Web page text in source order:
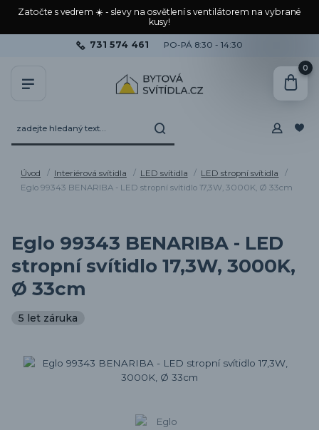
Zatočte s vedrem ☀️ - slevy na osvětlení s ventilátorem na vybrané
kusy!
731 574 461 PO-PÁ 8:30 - 14:30
0
Úvod Interiérová svítidla LED svítidla
LED stropní svítidla
Eglo 99343 BENARIBA - LED stropní svítidlo 17,3W, 3000K, Ø 33cm
Eglo 99343 BENARIBA - LED
stropní svítidlo 17,3W, 3000K,
Ø 33cm
5 let záruka